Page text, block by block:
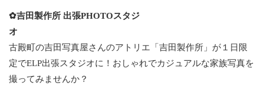
✿吉田製作所 出張PHOTOスタジ
オ
古殿町の吉田写真屋さんのアトリエ「吉田製作所」が１日限
定でELP出張スタジオに！おしゃれでカジュアルな家族写真を
撮ってみませんか？